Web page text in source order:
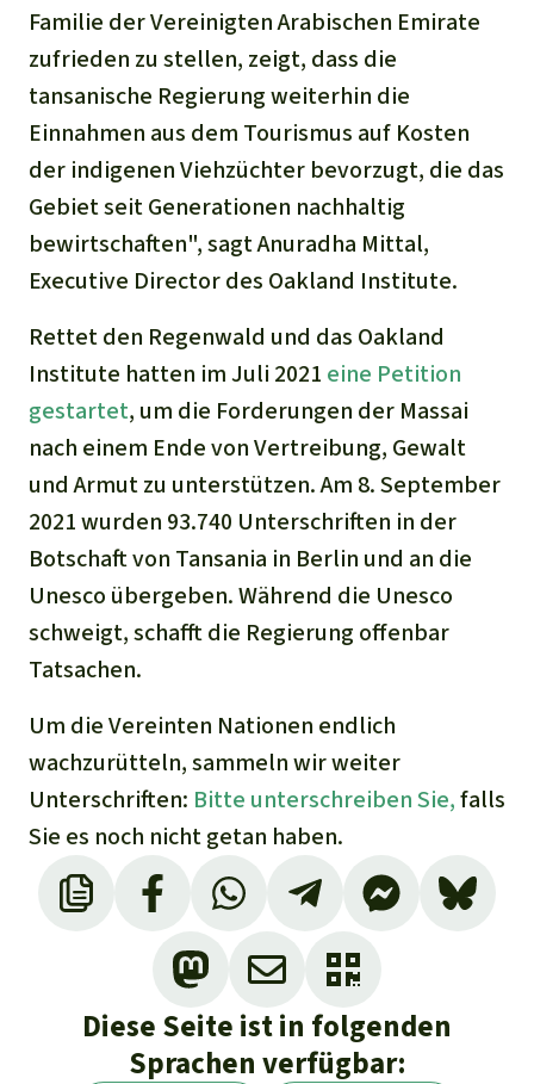
Familie der Vereinigten Arabischen Emirate
zufrieden zu stellen, zeigt, dass die
tansanische Regierung weiterhin die
Einnahmen aus dem Tourismus auf Kosten
der indigenen Viehzüchter bevorzugt, die das
Gebiet seit Generationen nachhaltig
bewirtschaften", sagt Anuradha Mittal,
Executive Director des Oakland Institute.
Rettet den Regenwald und das Oakland
Institute hatten im Juli 2021 eine Petition
gestartet, um die Forderungen der Massai
nach einem Ende von Vertreibung, Gewalt
und Armut zu unterstützen. Am 8. September
2021 wurden 93.740 Unterschriften in der
Botschaft von Tansania in Berlin und an die
Unesco übergeben. Während die Unesco
schweigt, schafft die Regierung offenbar
Tatsachen.
Um die Vereinten Nationen endlich
wachzurütteln, sammeln wir weiter
Unterschriften: Bitte unterschreiben Sie,falls
Sie es noch nicht getan haben.
Diese Seite ist in folgenden
Sprachen verfügbar: